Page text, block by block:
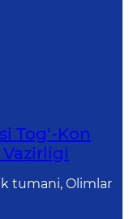
Tog‘-Kon
tumani, Olimlar